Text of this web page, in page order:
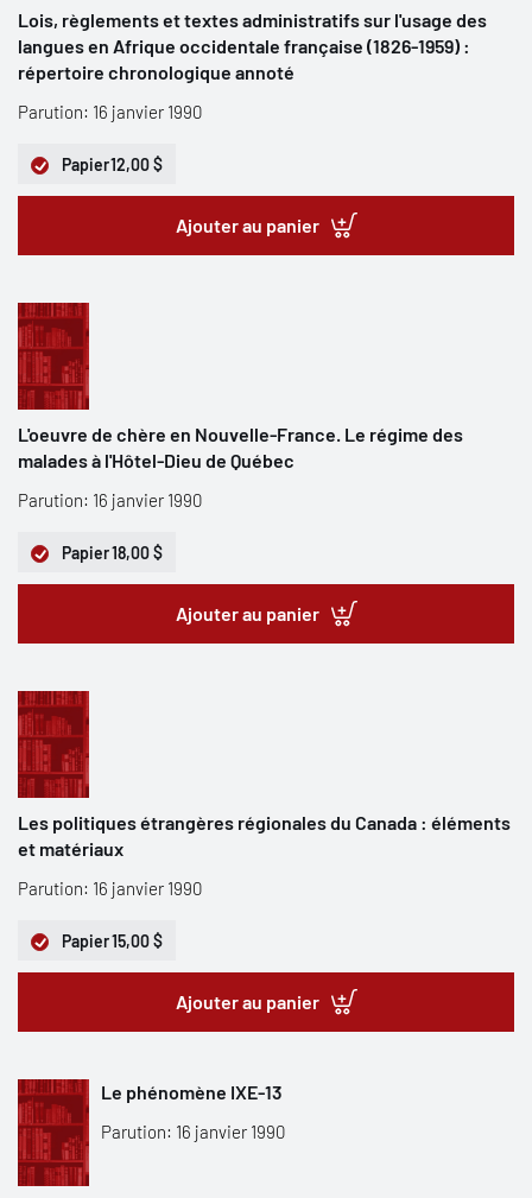
Lois, règlements et textes administratifs sur l'usage des
langues en Afrique occidentale française (1826-1959) :
répertoire chronologique annoté
Parution: 16 janvier 1990
Papier12,00 $
Ajouter au panier
L'oeuvre de chère en Nouvelle-France. Le régime des
malades à l'Hôtel-Dieu de Québec
Parution: 16 janvier 1990
Papier18,00 $
Ajouter au panier
Les politiques étrangères régionales du Canada : éléments
et matériaux
Parution: 16 janvier 1990
Papier15,00 $
Ajouter au panier
Le phénomène IXE-13
Parution: 16 janvier 1990